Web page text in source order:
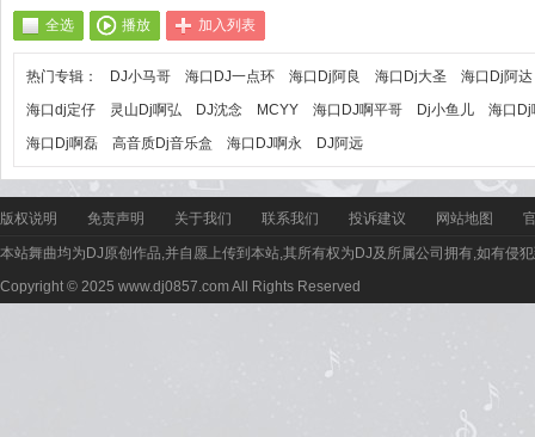
全选 播放 加入列表
热门专辑： DJ小马哥 海口DJ一点环 海口Dj阿良 海口Dj大圣
海口Dj阿达
海口dj定仔
灵山Dj啊弘 DJ沈念 MCYY 海口DJ啊平哥 Dj小鱼儿
海口Dj
海口Dj啊磊
高音质Dj音乐盒 海口DJ啊永 DJ阿远
版权说明 免责声明 关于我们 联系我们 投诉建议 网站地图
本站舞曲均为DJ原创作品,并自愿上传到本站,其所有权为DJ及所属公司拥有,如有侵
Copyright © 2025 www.dj0857.com All Rights Reserved